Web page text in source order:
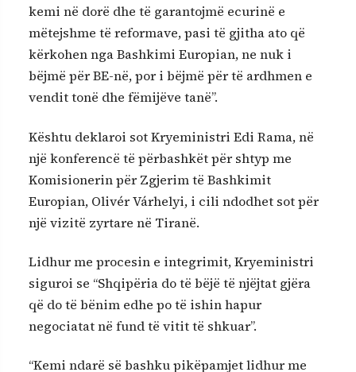
kemi në dorë dhe të garantojmë ecurinë e
mëtejshme të reformave, pasi të gjitha ato që
kërkohen nga Bashkimi Europian, ne nuk i
bëjmë për BE-në, por i bëjmë për të ardhmen e
vendit tonë dhe fëmijëve tanë”.
Kështu deklaroi sot Kryeministri Edi Rama, në
një konferencë të përbashkët për shtyp me
Komisionerin për Zgjerim të Bashkimit
Europian, Olivér Várhelyi, i cili ndodhet sot për
një vizitë zyrtare në Tiranë.
Lidhur me procesin e integrimit, Kryeministri
siguroi se “Shqipëria do të bëjë të njëjtat gjëra
që do të bënim edhe po të ishin hapur
negociatat në fund të vitit të shkuar”.
“Kemi ndarë së bashku pikëpamjet lidhur me